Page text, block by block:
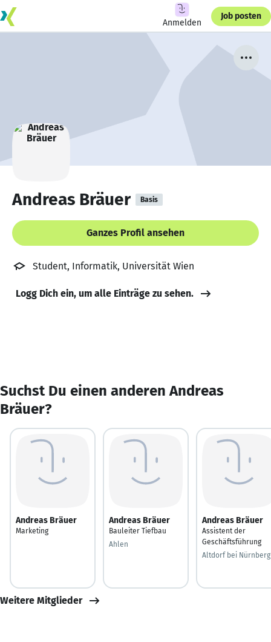
Anmelden
Job posten
Andreas Bräuer Basis
Ganzes Profil ansehen
Student, Informatik, Universität Wien
Logg Dich ein, um alle Einträge zu sehen.
Suchst Du einen anderen Andreas
Bräuer?
Andreas Bräuer
Marketing
Andreas Bräuer
Bauleiter Tiefbau
Ahlen
Andreas Bräuer
Assistent der
Geschäftsführung
Altdorf bei Nürnberg
Weitere Mitglieder